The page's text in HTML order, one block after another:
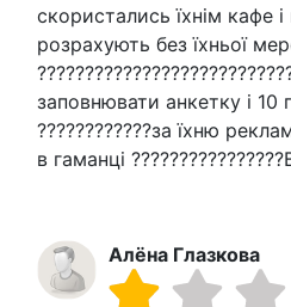
скористались їхнім кафе
розрахують без їхньої
заповнювати анкетку і 10
????????????за їхню
в гаманці
Алёна Глазкова